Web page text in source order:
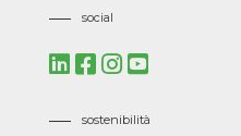
social
sostenibilità